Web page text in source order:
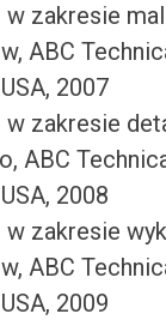
w zakresie
ABC
2007
w zakresie
ABC
2008
w zakresie
ABC
2009